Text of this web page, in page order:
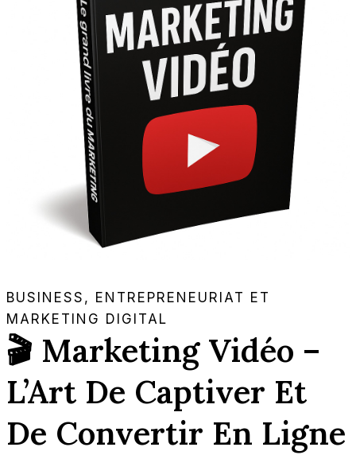
BUSINESS, ENTREPRENEURIAT ET
MARKETING DIGITAL
🎬 Marketing Vidéo –
L’Art De Captiver Et
De Convertir En Ligne